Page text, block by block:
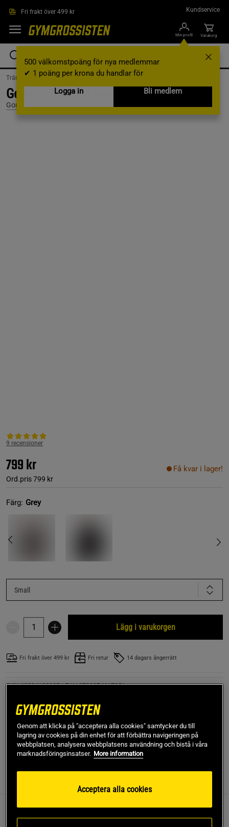
Fri frakt över 499 kr Kundservice
Min profil
500 välkomstpoäng för nya medlemmar
✔ 1 poäng per krona du handlar för
Logga in
Bli medlem
Varukorg
Träningskläder / Träningskläder Herr /Hoodies
Georgia Zipped Hoodie, Grey, S
Gorilla Wear
9 recensioner
799 kr
Ord.pris799 kr
Få kvar i lager!
Färg: Grey
Small
Lägg i varukorgen
Fri frakt över 499 kr Fri retur 14 dagars ångerrätt
SKU #908418000R | EAN8720874617051
Georgia Zipped Hoodie från Gorilla Wear är den ultimata
hoodien för dig som söker ett vardagsplagg med oslagbar
bekvämlighet och galet snygg design.
Läs mer
Georgia Zipped Hoodie är den senaste innovationen
Genom att klicka på "acceptera alla cookies" samtycker du till
lagring av cookies på din enhet för att förbättra navigeringen på
webbplatsen, analysera webbplatsens användning och bistå i våra
marknadsföringsinsatser. More information
Acceptera alla cookies